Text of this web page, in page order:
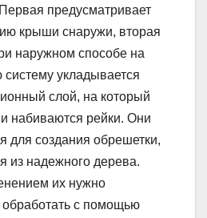
предусматривает
крыши снаружи, вторая
наружном способе на
систему укладывается
слой, на который
набиваются рейки. Они
для создания обрешетки,
из надежного дерева.
их нужно
обработать с помощью